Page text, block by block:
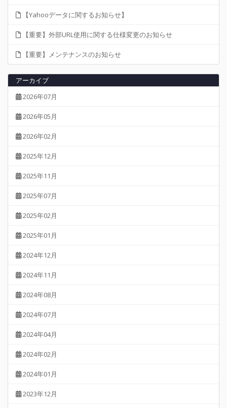
【Yahooデータに関するお知らせ】
【重要】外部URL使用に関する仕様変更のお知らせ
【重要】メンテナンスのお知らせ
アーカイブ
2026年07月
2026年05月
2026年02月
2025年12月
2025年11月
2025年07月
2025年02月
2025年01月
2024年12月
2024年11月
2024年08月
2024年07月
2024年04月
2024年02月
2024年01月
2023年12月